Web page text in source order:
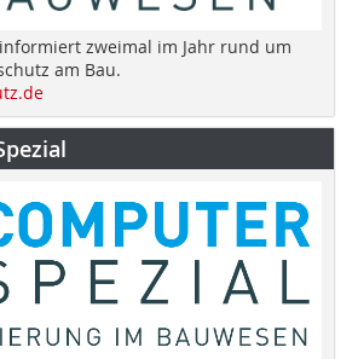
informiert zweimal im Jahr rund um
am Bau.